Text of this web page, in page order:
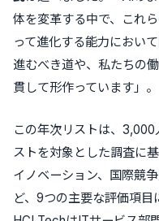
体を変革する中で、これ
って進化する能力におい
進むべき道や、私たちの
貫して形作っています」。
この年次リストは、
ストを対象とした調査に
イノベーション、国際競
ど、9つの主要な評価項目